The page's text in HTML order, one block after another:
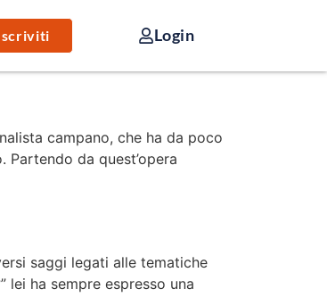
Login
campano, che ha da poco
da quest’opera
saggi legati alle tematiche
lei ha sempre espresso una